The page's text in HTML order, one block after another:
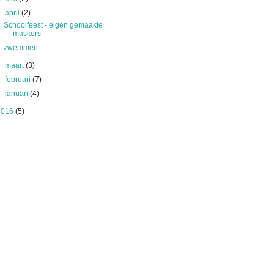
april(2)
Schoolfeest - eigen gemaakte
maskers
zwemmen
maart(3)
februari(7)
januari(4)
(5)